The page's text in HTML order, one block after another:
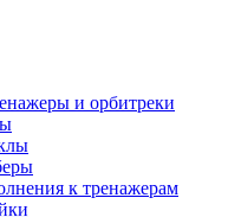
и орбитреки
к тренажерам